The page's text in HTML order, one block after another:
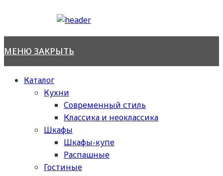
МЕНЮ ЗАКРЫТЬ
Каталог
Кухни
Современный стиль
Классика и неоклассика
Шкафы
Шкафы-купе
Распашные
Гостиные